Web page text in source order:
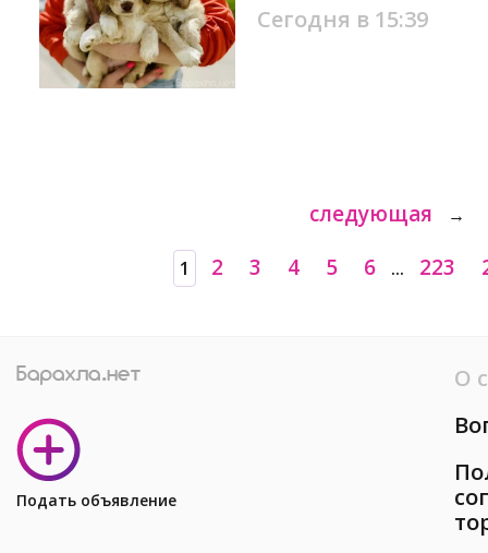
Сегодня в 15:39
следующая →
1 2 3 4 5 6 ... 223
Подать объявление
О